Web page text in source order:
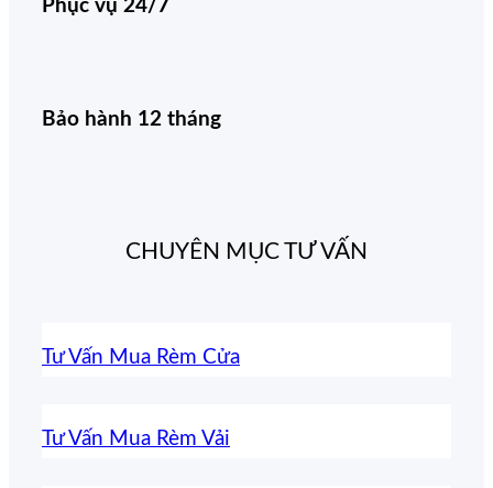
Phục vụ 24/7
Bảo hành 12 tháng
CHUYÊN MỤC TƯ VẤN
Tư Vấn Mua Rèm Cửa
Tư Vấn Mua Rèm Vải